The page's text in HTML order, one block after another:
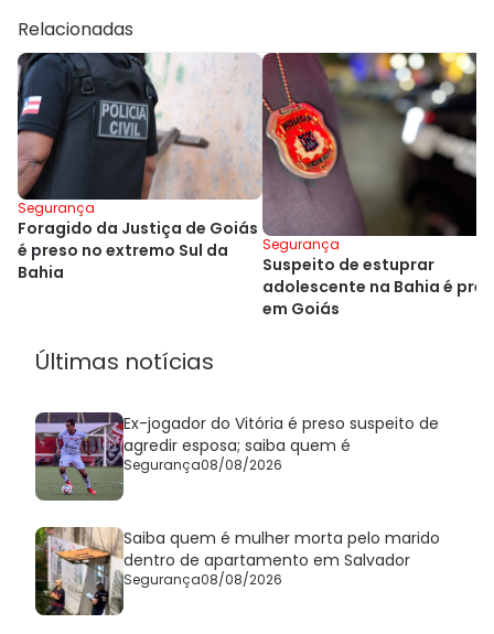
Relacionadas
Segurança
Foragido da Justiça de Goiás
é preso no extremo Sul da
Bahia
Segurança
Suspeito de estuprar
adolescente na Bahia é
em Goiás
Últimas notícias
Ex-jogador do Vitória é preso suspeito de
agredir esposa; saiba quem é
Segurança08/08/2026
Saiba quem é mulher morta pelo marido
dentro de apartamento em Salvador
Segurança08/08/2026